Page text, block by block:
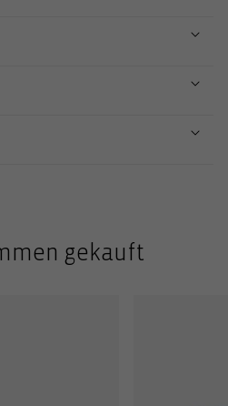
gekauft